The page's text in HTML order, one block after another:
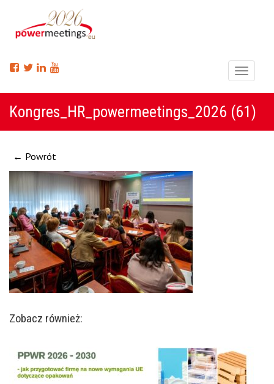
Menu
Kongres_HR_powermeetings_2026 (61)
← Powrót
Zobacz również: